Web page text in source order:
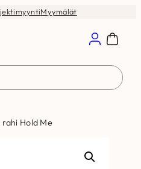
Myymälät
Hold Me